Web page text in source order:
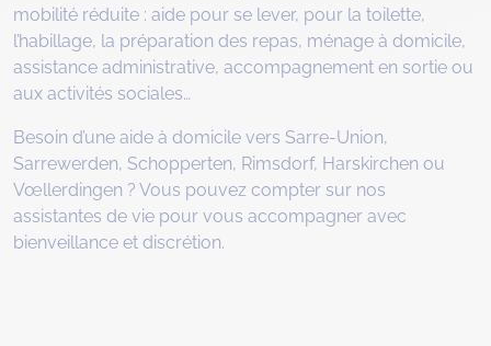
mobilité réduite : aide pour se lever, pour la toilette,
l’habillage, la préparation des repas, ménage à domicile,
assistance administrative, accompagnement en sortie ou
aux activités sociales…
Besoin d’une aide à domicile vers Sarre-Union,
Sarrewerden, Schopperten, Rimsdorf, Harskirchen ou
Vœllerdingen ? Vous pouvez compter sur nos
assistantes de vie pour vous accompagner avec
bienveillance et discrétion.